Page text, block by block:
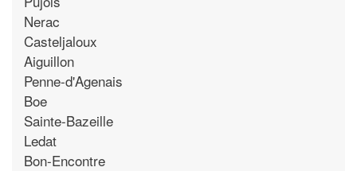
Nerac
Casteljaloux
Aiguillon
Penne-d'Agenais
Boe
Sainte-Bazeille
Ledat
Bon-Encontre